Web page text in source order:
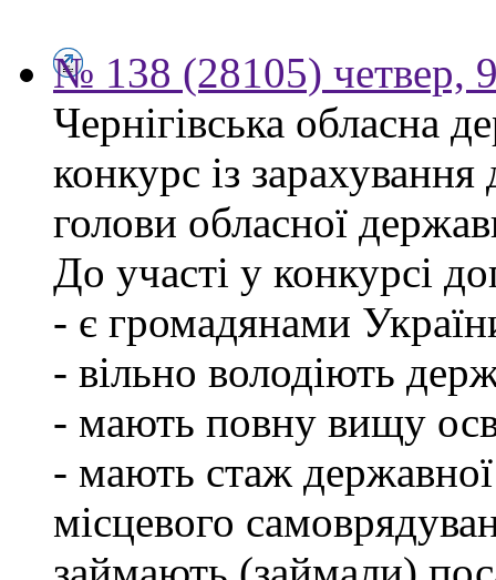
№ 138 (28105) четвер,
Чернігівська обласна
конкурс із
голови обласної
До участі у конкурсі
- є громадянами
- вільно володіють
- мають повну вищу
- мають стаж
місцевого